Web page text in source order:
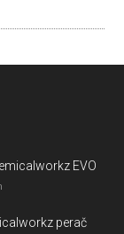
EVO
perač